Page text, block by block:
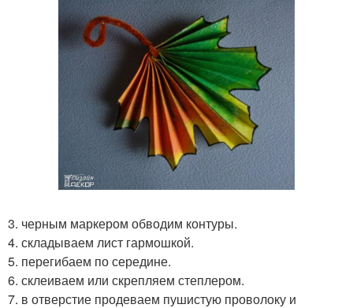
3. черным маркером обводим контуры.
4. складываем лист гармошкой.
5. перегибаем по середине.
6. склеиваем или скрепляем степлером.
7. в отверстие продеваем пушистую проволоку и